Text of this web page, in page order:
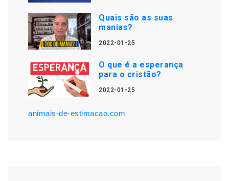
Quais são as suas
manias?
2022-01-25
O que é a esperança
para o cristão?
2022-01-25
animais-de-estimacao.com